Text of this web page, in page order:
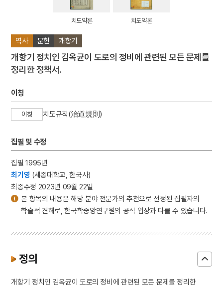
역사 문헌 개항기
개항기 정치인 김옥균이 도로의 정비에 관련된 모든 문제를
정리한 정책서.
이칭
이칭 치도규칙(治道規則)
집필 및 수정
집필 1995년
최기영 (세종대학교, 한국사)
최종수정 2023년 09월 22일
치도약론 치도약론
본 항목의 내용은 해당 분야 전문가의 추천으로 선정된 집필자의
학술적 견해로, 한국학중앙연구원의 공식 입장과 다를 수 있습니다.
정의
개항기 정치인 김옥균이 도로의 정비에 관련된 모든 문제를 정리한